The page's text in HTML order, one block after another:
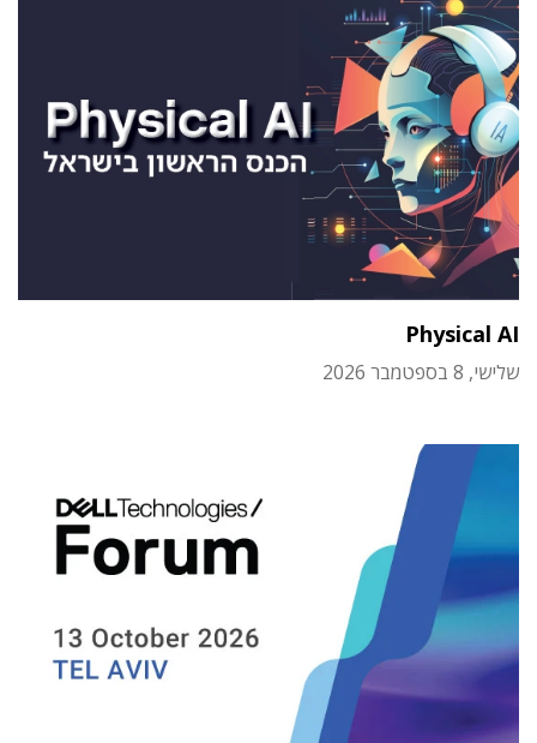
Physical AI
שלישי, 8 בספטמבר 2026